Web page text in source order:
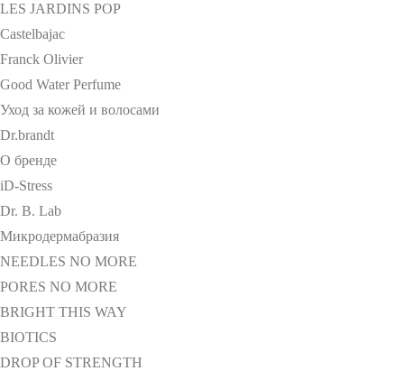
LES JARDINS POP
Castelbajac
Franck Olivier
Good Water Perfume
Уход за кожей и волосами
Dr.brandt
О бренде
iD-Stress
Dr. B. Lab
Микродермабразия
NEEDLES NO MORE
PORES NO MORE
BRIGHT THIS WAY
BIOTICS
DROP OF STRENGTH